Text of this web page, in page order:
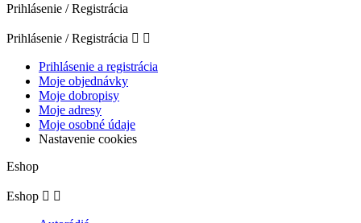
Prihlásenie / Registrácia
Prihlásenie / Registrácia  
Prihlásenie a registrácia
Moje objednávky
Moje dobropisy
Moje adresy
Moje osobné údaje
Nastavenie cookies
Eshop
Eshop  